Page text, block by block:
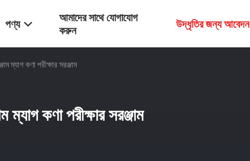
পণ্য
আমাদের সাথে যোগাযোগ
করুন
উদ্ধৃতির জন্য আবেদন
ম্যাগ কণা পরীক্ষার সরঞ্জাম
ম্যাগ কণা পরীক্ষার সরঞ্জাম